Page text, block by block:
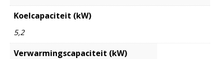
Koelcapaciteit (kW)
5,2
Verwarmingscapaciteit (kW)